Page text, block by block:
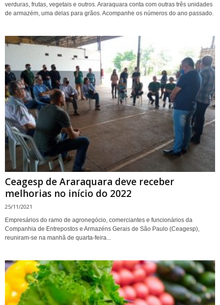
verduras, frutas, vegetais e outros. Araraquara conta com outras três unidades
de armazém, uma delas para grãos. Acompanhe os números do ano passado.
Ceagesp de Araraquara deve receber
melhorias no início do 2022
25/11/2021
Empresários do ramo de agronegócio, comerciantes e funcionários da
Companhia de Entrepostos e Armazéns Gerais de São Paulo (Ceagesp),
reuniram-se na manhã de quarta-feira...